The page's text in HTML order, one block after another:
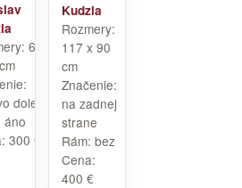
68
dole
áno
300 €
Kudzia
Rozmery:
117 x 90
cm
Značenie:
na zadnej
strane
Rám: bez
Cena:
400 €